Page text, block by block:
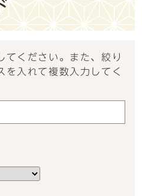
てください。また、絞り
を入れて複数入力してく